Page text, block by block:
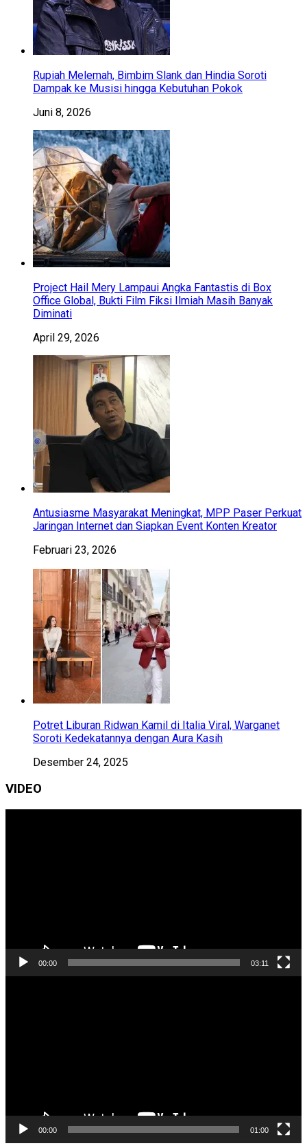
Rupiah Melemah, Bimbim Slank dan Hindia Soroti
Dampak ke Musisi hingga Kebutuhan Pokok
Juni 8, 2026
Project Hail Mery Lampaui Angka Fantastis di Box
Office Global, Bukti Film Fiksi Ilmiah Masih Banyak
Diminati
April 29, 2026
Antusiasme Masyarakat Meningkat, MPP Paser Perkuat
Jaringan Internet dan Siapkan Event Konten Kreator
Februari 23, 2026
Potret Liburan Ridwan Kamil di Italia Viral, Warganet
Soroti Kedekatannya dengan Aura Kasih
Desember 24, 2025
VIDEO
00:00 03:11
00:00 01:00